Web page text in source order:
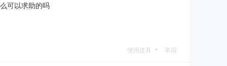
可以求助的吗
使用道具 举报